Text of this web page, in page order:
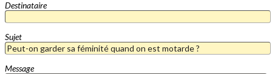
Destinataire
Sujet
Message